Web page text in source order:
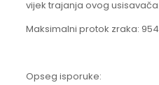
vijek trajanja ovog usisavača.
Maksimalni protok zraka:
Opseg isporuke: